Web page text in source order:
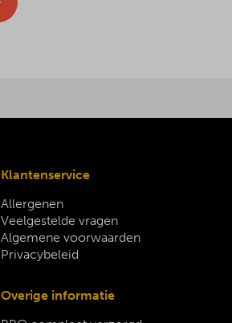
Klantenservice
Allergenen
Veelgestelde vragen
Algemene voorwaarden
Privacybeleid
Overige informatie